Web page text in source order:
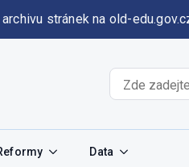
stránek na old-
Data